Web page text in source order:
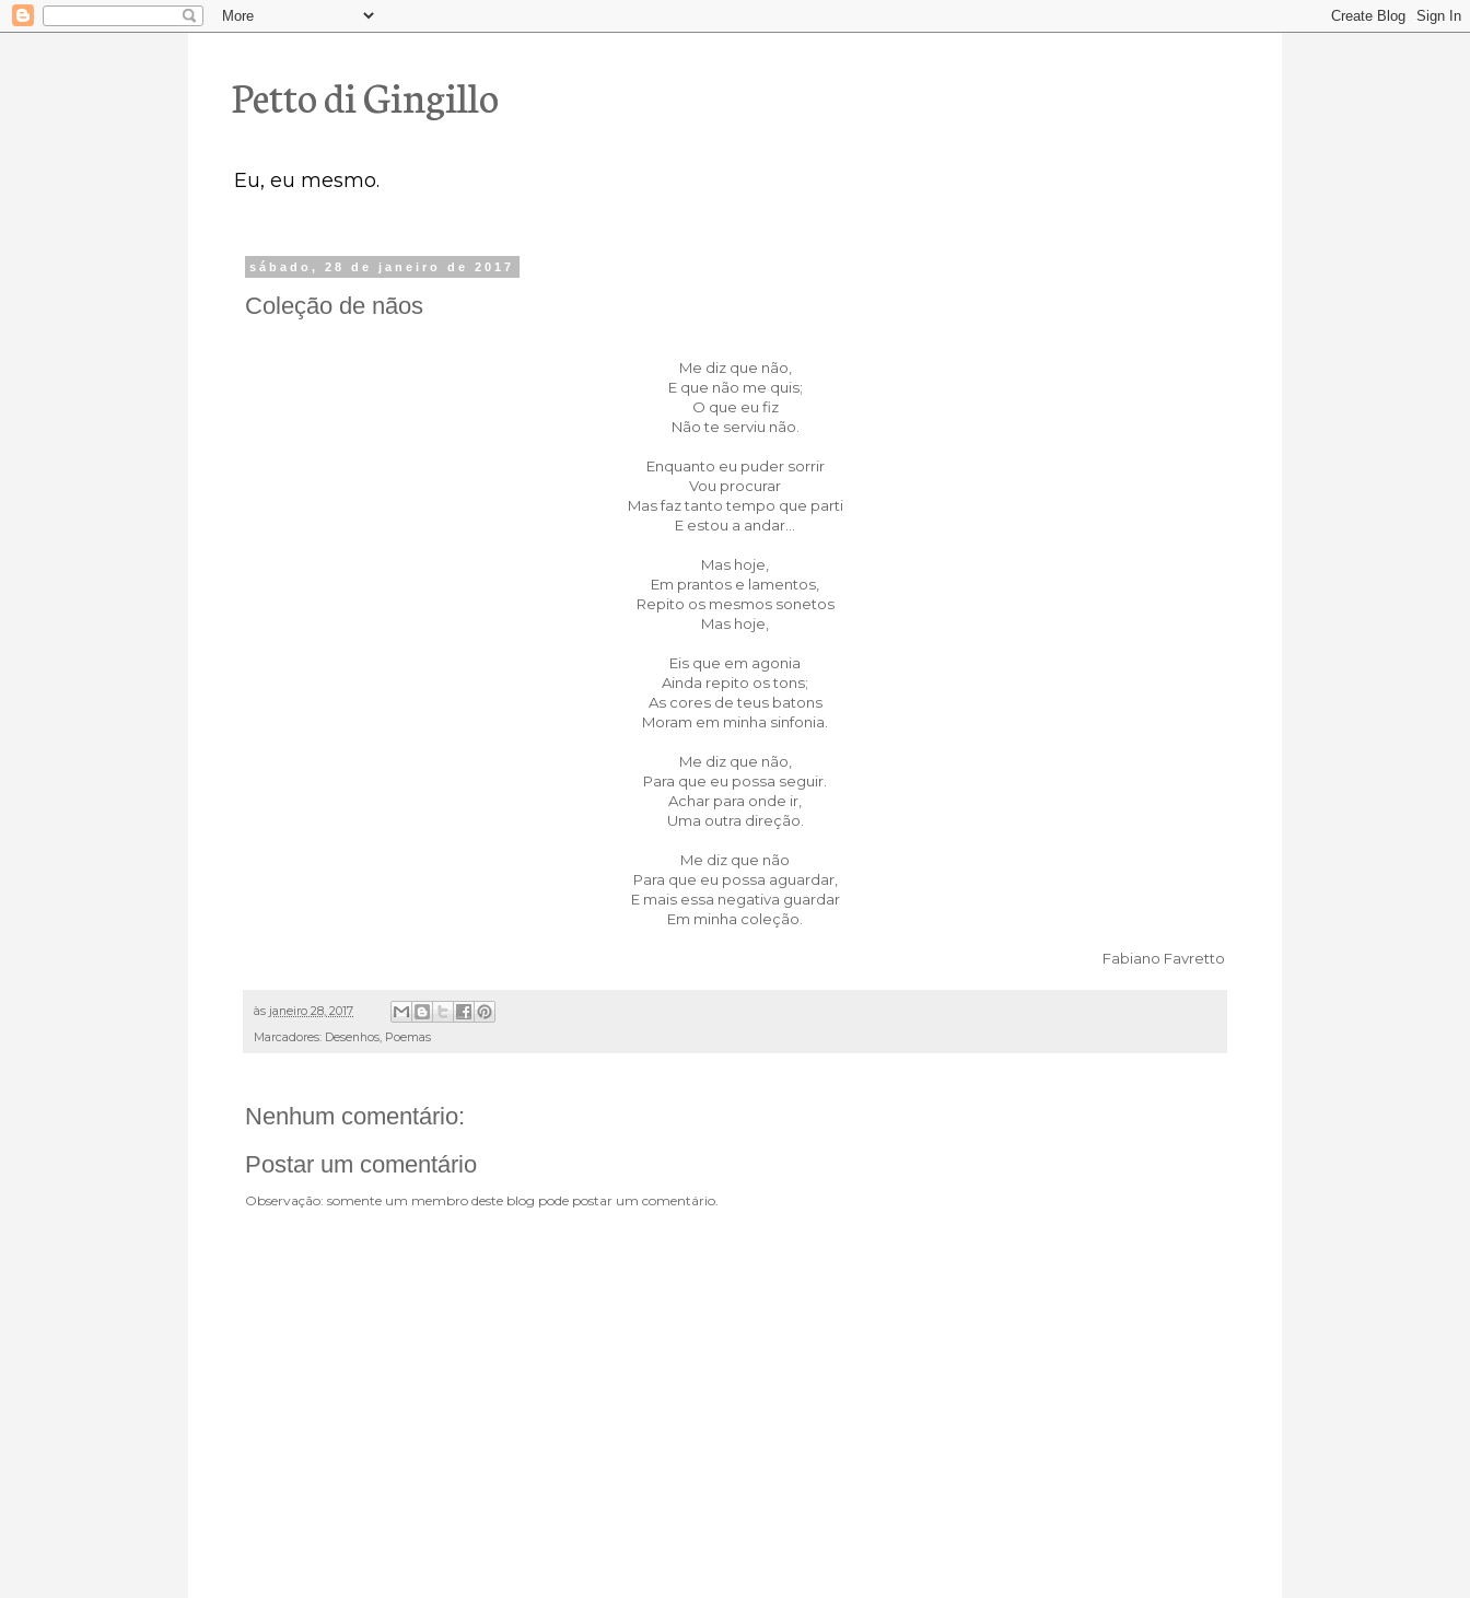
Petto di Gingillo
Eu, eu mesmo.
sábado, 28 de janeiro de 2017
Coleção de nãos
Me diz que não,
E que não me quis;
O que eu fiz
Não te serviu não.
Enquanto eu puder sorrir
Vou procurar
Mas faz tanto tempo que parti
E estou a andar...
Mas hoje,
Em prantos e lamentos,
Repito os mesmos sonetos
Mas hoje,
Eis que em agonia
Ainda repito os tons;
As cores de teus batons
Moram em minha sinfonia.
Me diz que não,
Para que eu possa seguir.
Achar para onde ir,
Uma outra direção.
Me diz que não
Para que eu possa aguardar,
E mais essa negativa guardar
Em minha coleção.
Fabiano Favretto
às janeiro 28, 2017
Marcadores: Desenhos, Poemas
Nenhum comentário:
Postar um comentário
Observação: somente um membro deste blog pode postar um comentário.